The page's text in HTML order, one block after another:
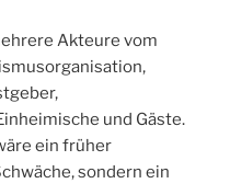
Akteure vom
und Gäste.
ein früher
sondern ein